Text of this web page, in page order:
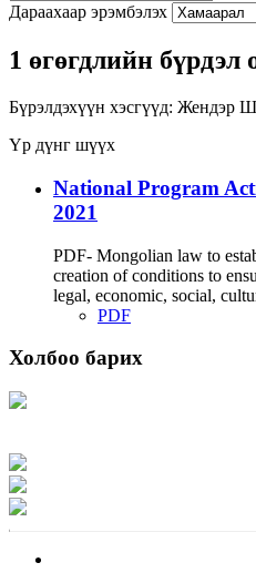
Дараахаар эрэмбэлэх
1 өгөгдлийн бүрдэл
Бүрэлдэхүүн хэсгүүд: Жендэр
Үр дүнг шүүх
National Program
2021
PDF- Mongolian law to
creation of conditions to
legal, economic, social,
PDF
Холбоо барих